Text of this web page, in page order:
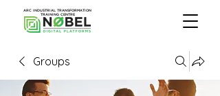
ARC INDUSTRIAL TRANSFORMATION
TRAINING CENTRE
Groups